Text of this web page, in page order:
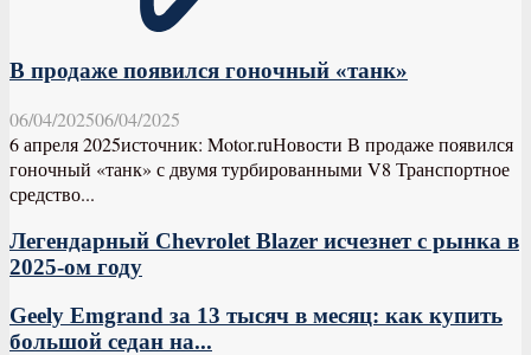
В продаже появился гоночный «танк»
06/04/202506/04/2025
6 апреля 2025источник: Motor.ruНовости В продаже появился
гоночный «танк» с двумя турбированными V8 Транспортное
средство...
Легендарный Chevrolet Blazer исчезнет с рынка в
2025-ом году
Geely Emgrand за 13 тысяч в месяц: как купить
большой седан на...